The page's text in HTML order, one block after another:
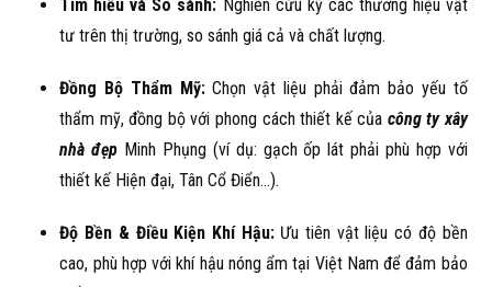
Tìm hiểu và So sánh: Nghiên cứu kỹ các thương hiệu vật
tư trên thị trường, so sánh giá cả và chất lượng.
Đồng Bộ Thẩm Mỹ:Chọn vật liệu phải đảm bảo yếu tố
thẩm mỹ, đồng bộ với phong cách thiết kế của công ty xây
nhà đẹp Minh Phụng (ví dụ: gạch ốp lát phải phù hợp với
thiết kế Hiện đại, Tân Cổ Điển...).
Độ Bền & Điều Kiện Khí Hậu:Ưu tiên vật liệu có độ bền
cao, phù hợp với khí hậu nóng ẩm tại Việt Nam để đảm bảo